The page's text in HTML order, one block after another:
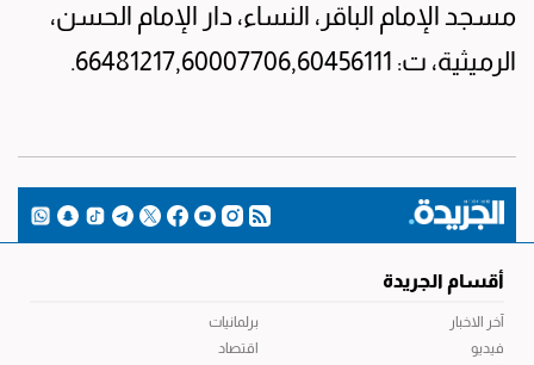
مسجد الإمام الباقر، النساء، دار الإمام الحسن،
الرميثية، ت: 66481217,60007706,60456111.
أقسام الجريدة
آخر الاخبار
فيديو
برلمانيات
اقتصاد